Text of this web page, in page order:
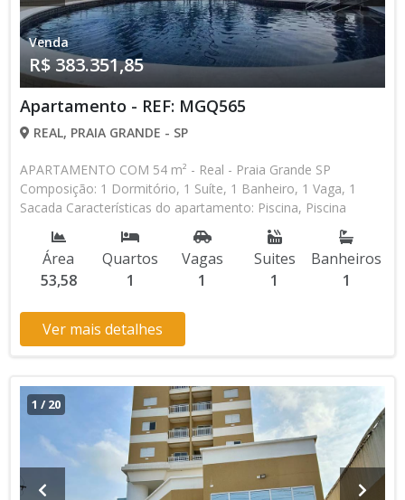
Venda
R$ 383.351,85
Apartamento - REF: MGQ565
REAL, PRAIA GRANDE - SP
APARTAMENTO COM 54 m² - Real - Praia Grande SP
Composição: 1 Dormitório, 1 Suíte, 1 Banheiro, 1 Vaga, 1
Sacada Características do apartamento: Piscina, Piscina
Infantil, Sauna, Salão de Jogos, Salão de Festas, Quadra,
Espaço Kids, Espaço Gourmet, Cinema, Academia Aceita
Financiamento Direto com a Construtora Lançamento,
Pronto para Morar Entrada de R$ 191.675,93 100 Parcelas
383.351,85 valor Total * Os valores e disponibilidade podem
ser alterados sem prévio aviso. Favor verificar entrando em
Área
53,58
Quartos
1
Vagas
1
Suites
1
Banheiros
1
Ver mais detalhes
1 / 20